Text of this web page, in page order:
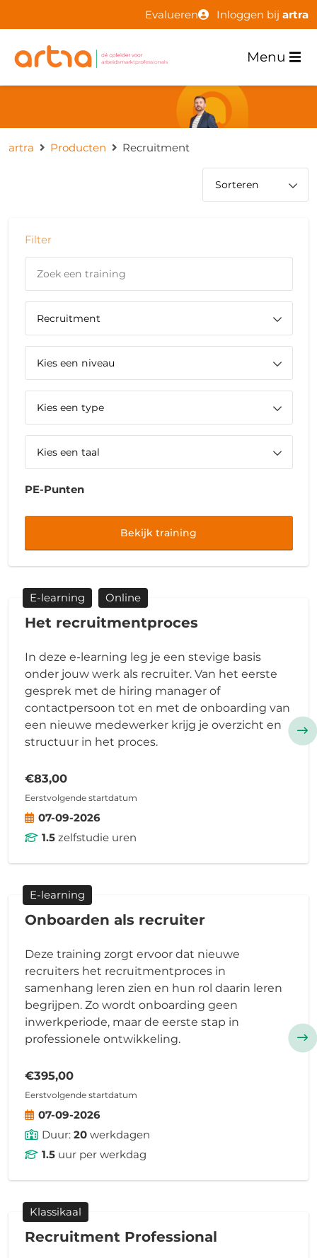
Evalueren Inloggen bij artra
Menu
artra Producten Recruitment
Filter
PE-Punten
Bekijk training
E-learning Online
Het recruitmentproces
In deze e-learning leg je een stevige basis
onder jouw werk als recruiter. Van het eerste
gesprek met de hiring manager of
contactpersoon tot en met de onboarding van
een nieuwe medewerker krijg je overzicht en
structuur in het proces.
€83,00
Eerstvolgende startdatum
07-09-2026
1.5zelfstudie uren
E-learning
Onboarden als recruiter
Deze training zorgt ervoor dat nieuwe
recruiters het recruitmentproces in
samenhang leren zien en hun rol daarin leren
begrijpen. Zo wordt onboarding geen
inwerkperiode, maar de eerste stap in
professionele ontwikkeling.
€395,00
Eerstvolgende startdatum
07-09-2026
Duur: 20werkdagen
1.5uur per werkdag
Klassikaal
Recruitment Professional